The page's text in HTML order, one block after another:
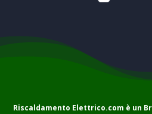
Riscaldamento Elettrico.com è un